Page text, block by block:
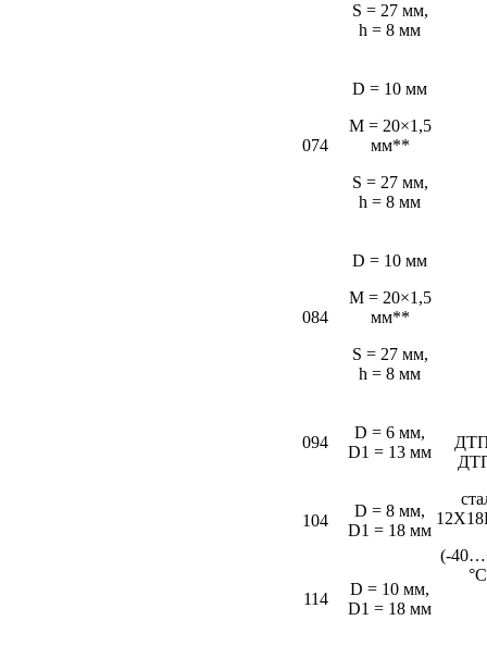
(-
S = 27 мм,
h = 8 мм
074
D = 10 мм
M = 20×1,5
мм**
S = 27 мм,
h = 8 мм
084
D = 10 мм
M = 20×1,5
мм**
S = 27 мм,
h = 8 мм
094
D = 6 мм,
D1 = 13 мм
104
D = 8 мм,
D1 = 18 мм
114
D = 10 мм,
D1 = 18 мм